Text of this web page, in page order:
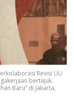
Revisi UU
bertajuk
Baru” di Jakarta,